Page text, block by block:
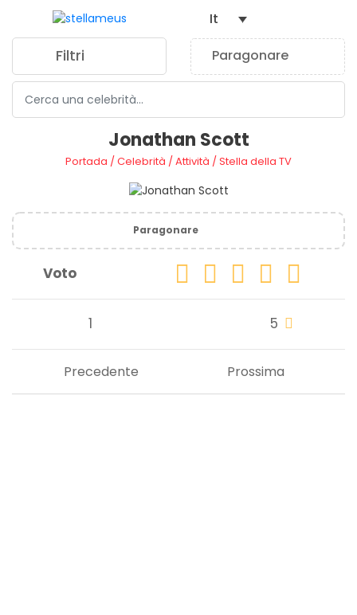
Filtri Paragonare
It
Jonathan Scott
Portada /Celebrità /Attività /Stella della TV
Paragonare
Voto
1 5
Prossima
Precedente